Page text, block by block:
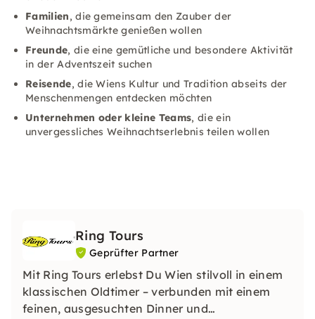
Familien, die gemeinsam den Zauber der
Weihnachtsmärkte genießen wollen
Freunde, die eine gemütliche und besondere Aktivität
in der Adventszeit suchen
Reisende, die Wiens Kultur und Tradition abseits der
Menschenmengen entdecken möchten
Unternehmen oder kleine Teams, die ein
unvergessliches Weihnachtserlebnis teilen wollen
Ring Tours
Geprüfter Partner
Mit Ring Tours erlebst Du Wien stilvoll in einem
klassischen Oldtimer – verbunden mit einem
feinen, ausgesuchten Dinner und